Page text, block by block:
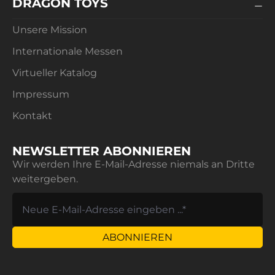
DRAGON TOYS
Unsere Mission
Internationale Messen
Virtueller Katalog
Impressum
Kontakt
NEWSLETTER ABONNIEREN
Wir werden Ihre E-Mail-Adresse niemals an Dritte
weitergeben.
ABONNIEREN